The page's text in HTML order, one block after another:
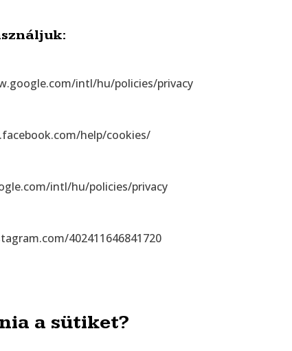
intl/hu/policies/privacy
help/cookies/
intl/hu/policies/privacy
402411646841720
a sütiket?